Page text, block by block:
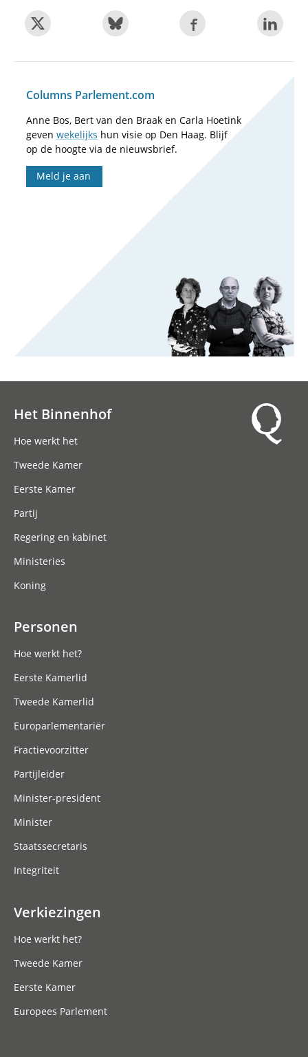
Columns Parlement.com
Anne Bos, Bert van den Braak en Carla Hoetink
geven wekelijks hun visie op Den Haag. Blijf
op de hoogte via de nieuwsbrief.
Meld je aan
Het Binnenhof
Hoe werkt het
Tweede Kamer
Eerste Kamer
Partij
Regering en kabinet
Ministeries
Koning
Personen
Hoe werkt het?
Eerste Kamerlid
Tweede Kamerlid
Europarlementariër
Fractievoorzitter
Partijleider
Minister-president
Minister
Staatssecretaris
Integriteit
Verkiezingen
Hoe werkt het?
Tweede Kamer
Eerste Kamer
Europees Parlement